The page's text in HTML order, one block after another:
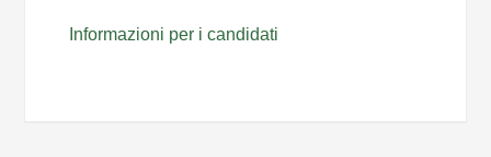
Informazioni per i candidati